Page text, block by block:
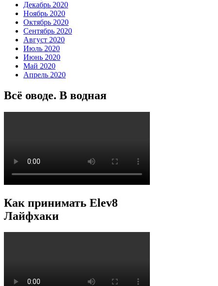
Декабрь 2020
Ноябрь 2020
Октябрь 2020
Сентябрь 2020
Август 2020
Июль 2020
Июнь 2020
Май 2020
Апрель 2020
Всё оводе. В водная
Как принимать Elev8
Лайфхаки